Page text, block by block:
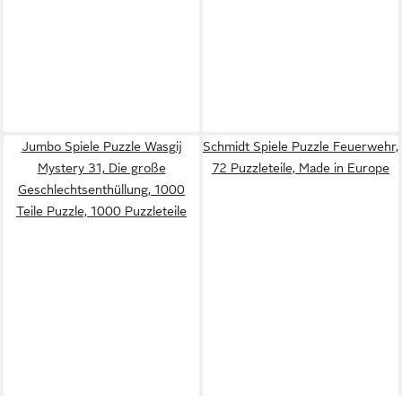
Jumbo Spiele Puzzle Wasgij
Mystery 31, Die große
Geschlechtsenthüllung, 1000
Teile Puzzle, 1000 Puzzleteile
Schmidt Spiele Puzzle Feuerwehr,
72 Puzzleteile, Made in Europe